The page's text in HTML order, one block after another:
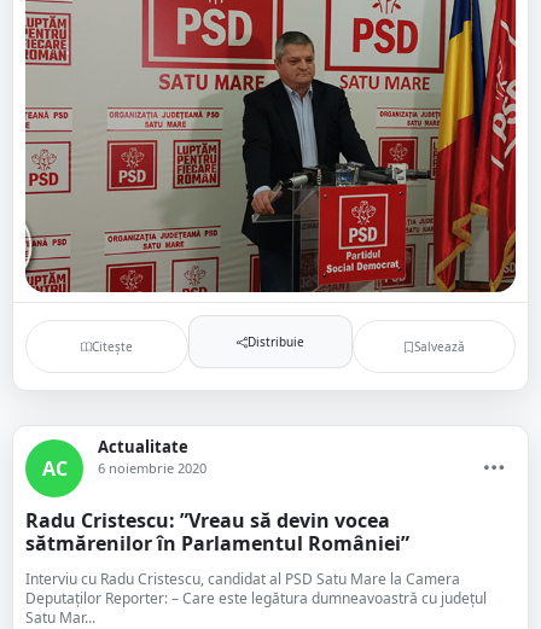
Citește Distribuie Salvează
AC
Actualitate
6 noiembrie 2020
Radu Cristescu: ”Vreau să devin vocea
sătmărenilor în Parlamentul României”
Interviu cu Radu Cristescu, candidat al PSD Satu Mare la Camera
Deputaţilor Reporter: – Care este legătura dumneavoastră cu judeţul
Satu Mar...